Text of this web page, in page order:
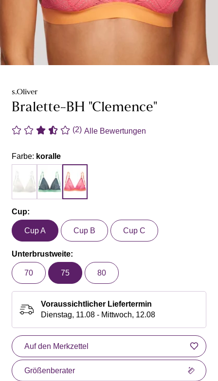
s.Oliver
Bralette-BH "Clemence"
(2) Alle Bewertungen
Farbe: koralle
Cup:
Cup A Cup B Cup C
Unterbrustweite:
70 75 80
Voraussichtlicher Liefertermin
Dienstag, 11.08 - Mittwoch, 12.08
Auf den Merkzettel
Größenberater